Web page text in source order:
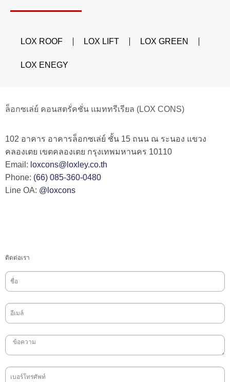
LOX ROOF LOX LIFT LOX GREEN
LOX ENEGY
ล็อกซเล่ย์ คอนสตรั่คชั่น แมททรีเรียล (LOX CONS)
102 อาคาร อาคารล็อกซเล่ย์ ชั้น 15 ถนน ณ ระนอง แขวง
คลองเตย เขตคลองเตย กรุงเทพมหานคร 10110
Email: loxcons@loxley.co.th
Phone: (66) 085-360-0480
Line OA: @loxcons
ติดต่อเรา